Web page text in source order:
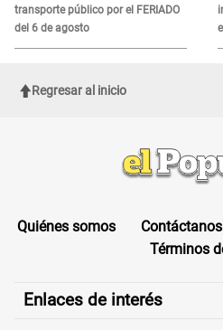
transporte público por el FERIADO
del 6 de agosto
Regresar al inicio
Quiénes somos Contáctanos
Términos
Enlaces de interés